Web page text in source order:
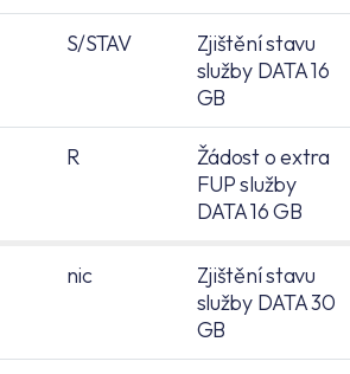
S/STAV
Zjištění stavu
služby DATA 16
GB
R
Žádost o extra
FUP služby
DATA 16 GB
nic
Zjištění stavu
služby DATA 30
GB